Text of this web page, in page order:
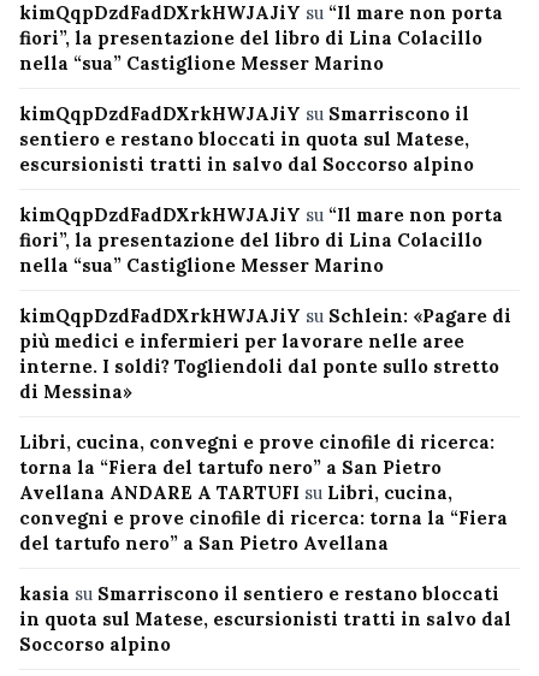
kimQqpDzdFadDXrkHWJAJiY su “Il mare non porta
fiori”, la presentazione del libro di Lina Colacillo
nella “sua” Castiglione Messer Marino
kimQqpDzdFadDXrkHWJAJiY su Smarriscono il
sentiero e restano bloccati in quota sul Matese,
escursionisti tratti in salvo dal Soccorso alpino
kimQqpDzdFadDXrkHWJAJiY su “Il mare non porta
fiori”, la presentazione del libro di Lina Colacillo
nella “sua” Castiglione Messer Marino
kimQqpDzdFadDXrkHWJAJiY su Schlein: «Pagare di
più medici e infermieri per lavorare nelle aree
interne. I soldi? Togliendoli dal ponte sullo stretto
di Messina»
Libri, cucina, convegni e prove cinofile di ricerca:
torna la “Fiera del tartufo nero” a San Pietro
Avellana ANDARE A TARTUFI su Libri, cucina,
convegni e prove cinofile di ricerca: torna la “Fiera
del tartufo nero” a San Pietro Avellana
kasia su Smarriscono il sentiero e restano bloccati
in quota sul Matese, escursionisti tratti in salvo dal
Soccorso alpino